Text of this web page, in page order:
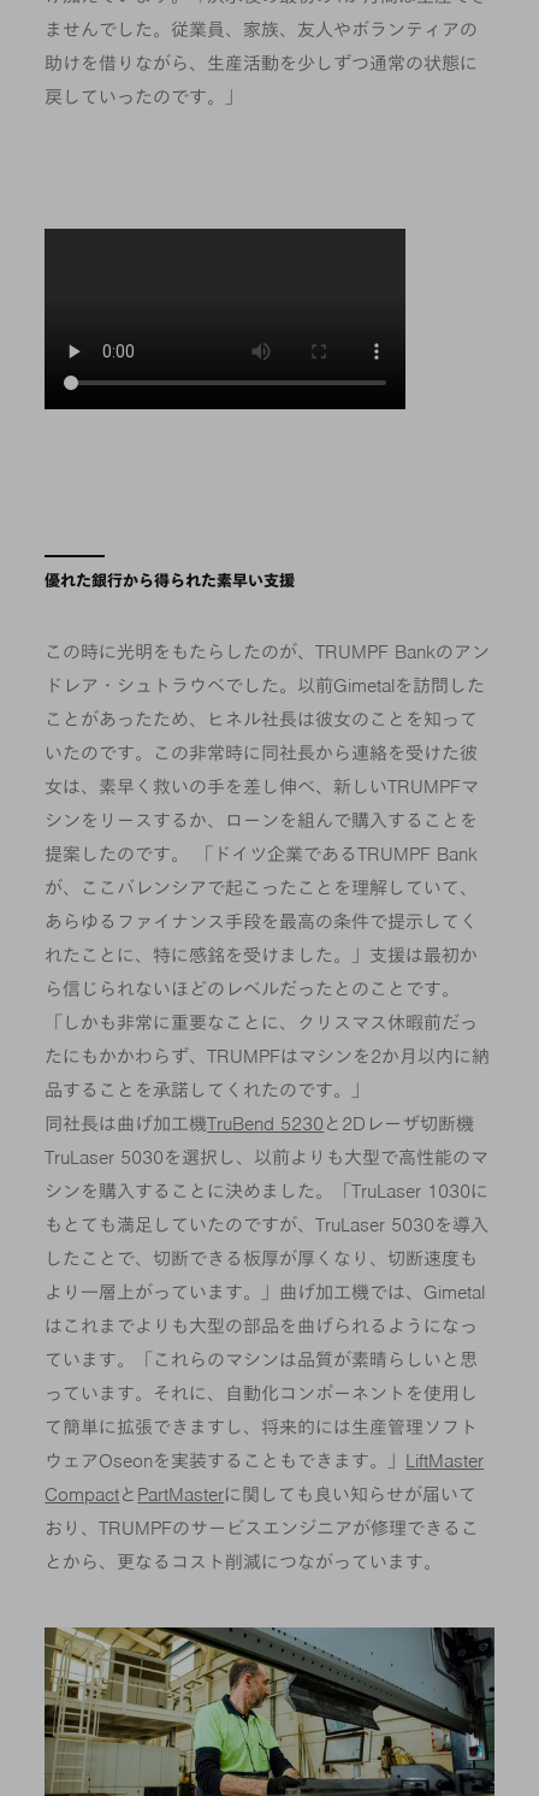
ませんでした。従業員、家族、友人やボランティアの
助けを借りながら、生産活動を少しずつ通常の状態に
戻していったのです。」
優れた銀行から得られた素早い支援
この時に光明をもたらしたのが、TRUMPF Bankのアン
ドレア・シュトラウベでした。以前Gimetalを訪問した
ことがあったため、ヒネル社長は彼女のことを知って
いたのです。この非常時に同社長から連絡を受けた彼
女は、素早く救いの手を差し伸べ、新しいTRUMPFマ
シンをリースするか、ローンを組んで購入することを
提案したのです。 「ドイツ企業であるTRUMPF Bank
が、ここバレンシアで起こったことを理解していて、
あらゆるファイナンス手段を最高の条件で提示してく
れたことに、特に感銘を受けました。」支援は最初か
ら信じられないほどのレベルだったとのことです。
「しかも非常に重要なことに、クリスマス休暇前だっ
たにもかかわらず、TRUMPFはマシンを2か月以内に納
品することを承諾してくれたのです。」
同社長は曲げ加工機TruBend 5230 と2Dレーザ切断機
TruLaser 5030を選択し、以前よりも大型で高性能のマ
シンを購入することに決めました。「TruLaser 1030に
もとても満足していたのですが、TruLaser 5030を導入
したことで、切断できる板厚が厚くなり、切断速度も
より一層上がっています。」曲げ加工機では、Gimetal
はこれまでよりも大型の部品を曲げられるようになっ
ています。「これらのマシンは品質が素晴らしいと思
っています。それに、自動化コンポーネントを使用し
て簡単に拡張できますし、将来的には生産管理ソフト
ウェアOseonを実装することもできます。」 LiftMaster
Compactと PartMasterに関しても良い知らせが届いて
おり、TRUMPFのサービスエンジニアが修理できるこ
とから、更なるコスト削減につながっています。